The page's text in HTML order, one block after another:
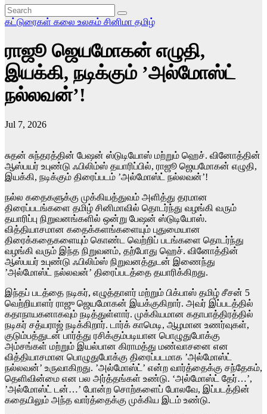
கட்டுரைகள் கலை உலகம் சினிமா தமிழ்
ராஜூ ஜெயமோகன் எழுதி,
இயக்கி, நடிக்கும் ’அல்மோஸ்ட்
நல்லவன்’!
Jul 7, 2026
சுதன் சுந்தரத்தின் பேஷன் ஸ்டுடியோஸ் மற்றும் ஹெச். வினோத்தின்
ஆஸ்பயர் உபுண்டு ஃபிலிம்ஸ் தயாரிப்பில், ராஜூ ஜெயமோகன் எழுதி,
இயக்கி, நடிக்கும் திரைப்படம் ’அல்மோஸ்ட் நல்லவன்’!
நல்ல கதைகளுக்கு முக்கியத்துவம் அளித்து தரமான
திரைப்படங்களை தமிழ் சினிமாவில் தொடர்ந்து வழங்கி வரும்
தயாரிப்பு நிறுவனங்களில் ஒன்று பேஷன் ஸ்டுடியோஸ்.
வித்தியாசமான கதைக்களங்களையும் புதுமையான
திரைக்கதைகளையும் கொண்ட வெற்றிப் படங்களை தொடர்ந்து
வழங்கி வரும் இந்த நிறுவனம், தற்போது ஹெச். வினோத்தின்
ஆஸ்பயர் உபுண்டு ஃபிலிம்ஸ் நிறுவனத்துடன் இணைந்து
’அல்மோஸ்ட் நல்லவன்’ திரைப்படத்தை தயாரிக்கிறது.
இந்தப் படத்தை நடிகர், எழுத்தாளர் மற்றும் பிக்பாஸ் தமிழ் சீசன் 5
வெற்றியாளர் ராஜு ஜெயமோகன் இயக்குகிறார். அவர் இப்படத்தில்
கதாநாயகனாகவும் நடித்துள்ளார். முக்கியமான கதாபாத்திரத்தில்
நடிகர் சத்யராஜ் நடிக்கிறார். டார்க் காமெடி, ஆழமான உணர்வுகள்,
குடும்பத்துடன் பார்த்து ரசிக்கும்படியான பொழுதுபோக்கு
அம்சங்கள் மற்றும் இயல்பான கிராமத்து மண்வாசனை என
வித்தியாசமான பொழுதுபோக்கு திரைப்படமாக ’அல்மோஸ்ட்
நல்லவன்’ உருவாகிறது. ’அல்மோஸ்ட்’ என்ற வார்த்தைக்கு சந்தேகம்,
தெளிவின்மை என பல அர்த்தங்கள் உண்டு. ‘அல்மோஸ்ட் தேர்…’,
’அல்மோஸ்ட் டன்…’ போன்ற சொற்களைப் போலவே, இப்படத்தின்
கதையிலும் அந்த வார்த்தைக்கு முக்கிய இடம் உண்டு.